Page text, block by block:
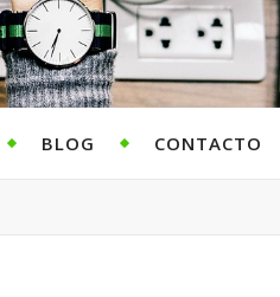
BLOG CONTACTO